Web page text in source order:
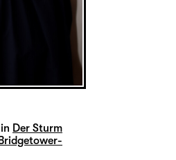
Der Sturm